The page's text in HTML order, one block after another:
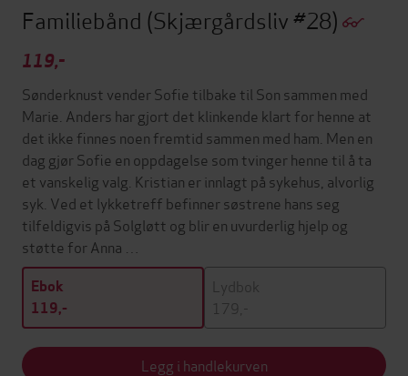
Familiebånd (Skjærgårdsliv #28)
119,-
Sønderknust vender Sofie tilbake til Son sammen med
Marie. Anders har gjort det klinkende klart for henne at
det ikke finnes noen fremtid sammen med ham. Men en
dag gjør Sofie en oppdagelse som tvinger henne til å ta
et vanskelig valg. Kristian er innlagt på sykehus, alvorlig
syk. Ved et lykketreff befinner søstrene hans seg
tilfeldigvis på Solgløtt og blir en uvurderlig hjelp og
støtte for Anna …
Ebok
119,-
Lydbok
179,-
Legg i handlekurven